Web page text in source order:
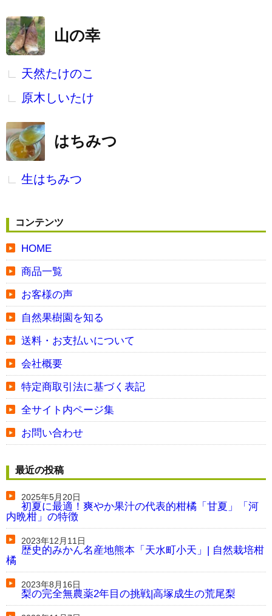
山の幸
天然たけのこ
原木しいたけ
はちみつ
生はちみつ
コンテンツ
HOME
商品一覧
お客様の声
自然果樹園を知る
送料・お支払いについて
会社概要
特定商取引法に基づく表記
全サイト内ページ集
お問い合わせ
最近の投稿
2025年5月20日
初夏に最適！爽やか果汁の代表的柑橘「甘夏」「河
内晩柑」の特徴
2023年12月11日
歴史的みかん名産地熊本「天水町小天」| 自然栽培柑
橘
2023年8月16日
梨の完全無農薬2年目の挑戦|高塚成生の荒尾梨